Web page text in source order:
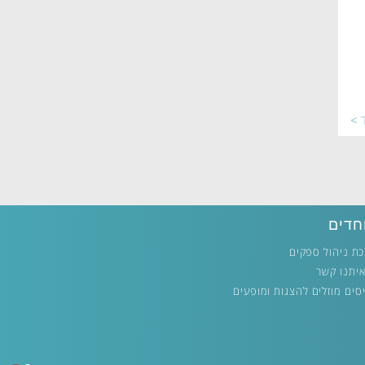
>
ניהול ספקים
קשר
מוזלים להצגות ומופעים